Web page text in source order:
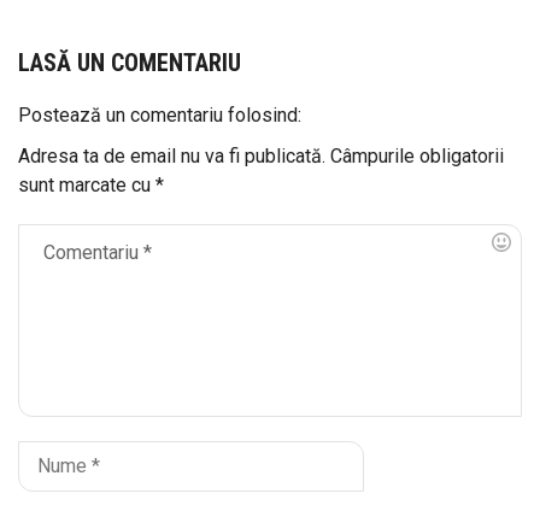
LASĂ UN COMENTARIU
Postează un comentariu folosind:
Adresa ta de email nu va fi publicată. Câmpurile obligatorii
sunt marcate cu *